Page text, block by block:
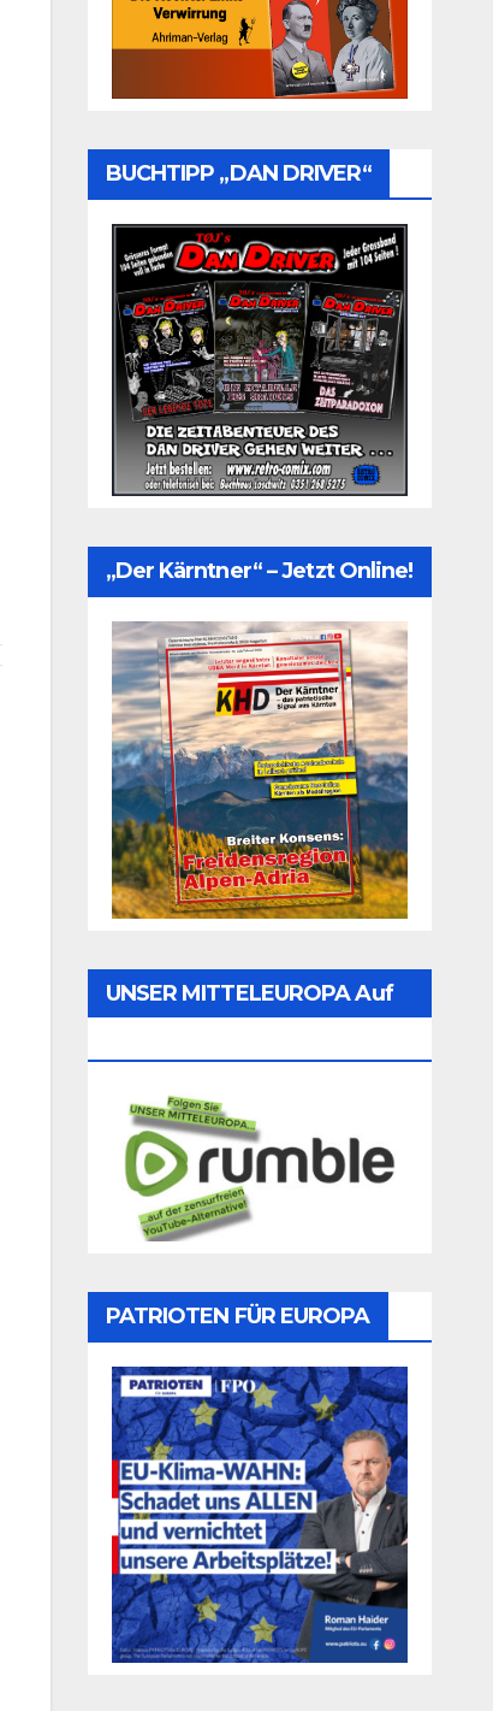
BUCHTIPP „DAN DRIVER“
„Der Kärntner“ – Jetzt Online!
UNSER MITTELEUROPA Auf
PATRIOTEN FÜR EUROPA